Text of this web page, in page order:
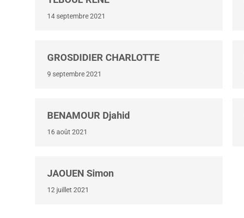
14 septembre 2021
GROSDIDIER CHARLOTTE
9 septembre 2021
BENAMOUR Djahid
16 août 2021
JAOUEN Simon
12 juillet 2021